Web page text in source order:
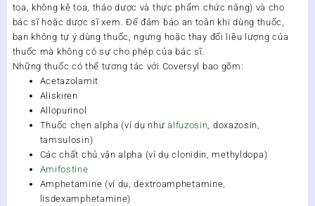
toa, không kê toa, thảo dược và thực phẩm chức năng) và cho
bác sĩ hoặc dược sĩ xem. Để đảm bảo an toàn khi dùng thuốc,
bạn không tự ý dùng thuốc, ngưng hoặc thay đổi liều lượng của
thuốc mà không có sự cho phép của bác sĩ.
Những thuốc có thể tương tác với Coversyl bao gồm:
Acetazolamit
Aliskiren
Allopurinol
Thuốc chẹn alpha (ví dụ nhưalfuzosin, doxazosin,
tamsulosin)
Các chất chủ vận alpha (ví dụ clonidin, methyldopa)
Amifostine
Amphetamine (ví dụ, dextroamphetamine,
lisdexamphetamine)